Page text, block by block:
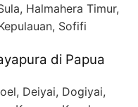
Halmahera Timur,
Sofifi
di Papua
Deiyai, Dogiyai,